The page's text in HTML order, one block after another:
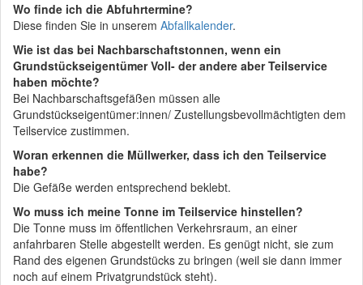
Wo finde ich die Abfuhrtermine?
Diese finden Sie in unserem Abfallkalender.
Wie ist das bei Nachbarschaftstonnen, wenn ein
Grundstückseigentümer Voll- der andere aber Teilservice
haben möchte?
Bei Nachbarschaftsgefäßen müssen alle
Grundstückseigentümer:innen/ Zustellungsbevollmächtigten dem
Teilservice zustimmen.
Woran erkennen die Müllwerker, dass ich den Teilservice
habe?
Die Gefäße werden entsprechend beklebt.
Wo muss ich meine Tonne im Teilservice hinstellen?
Die Tonne muss im öffentlichen Verkehrsraum, an einer
anfahrbaren Stelle abgestellt werden. Es genügt nicht, sie zum
Rand des eigenen Grundstücks zu bringen (weil sie dann immer
noch auf einem Privatgrundstück steht).